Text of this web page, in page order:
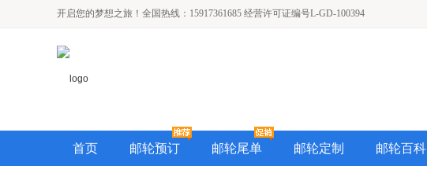
开启您的梦想之旅！全国热线：15917361685 经营许可证编号L-GD-100394
首页 邮轮预订 邮轮尾单 邮轮定制 邮轮百科